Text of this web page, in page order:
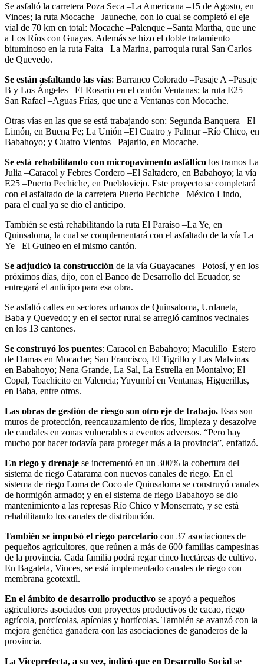
Se asfaltó la carretera Poza Seca –La Americana –15 de Agosto, en
Vinces; la ruta Mocache –Jauneche, con lo cual se completó el eje
vial de 70 km en total: Mocache –Palenque –Santa Martha, que une
a Los Ríos con Guayas. Además se hizo el doble tratamiento
bituminoso en la ruta Faita –La Marina, parroquia rural San Carlos
de Quevedo.
Se están asfaltando las vías: Barranco Colorado –Pasaje A –Pasaje
B y Los Ángeles –El Rosario en el cantón Ventanas; la ruta E25 –
San Rafael –Aguas Frías, que une a Ventanas con Mocache.
Otras vías en las que se está trabajando son: Segunda Banquera –El
Limón, en Buena Fe; La Unión –El Cuatro y Palmar –Río Chico, en
Babahoyo; y Cuatro Vientos –Pajarito, en Mocache.
Se está rehabilitando con micropavimento asfáltico los tramos La
Julia –Caracol y Febres Cordero –El Saltadero, en Babahoyo; la vía
E25 –Puerto Pechiche, en Puebloviejo. Este proyecto se completará
con el asfaltado de la carretera Puerto Pechiche –México Lindo,
para el cual ya se dio el anticipo.
También se está rehabilitando la ruta El Paraíso –La Ye, en
Quinsaloma, la cual se complementará con el asfaltado de la vía La
Ye –El Guineo en el mismo cantón.
Se adjudicó la construcción de la vía Guayacanes –Potosí, y en los
próximos días, dijo, con el Banco de Desarrollo del Ecuador, se
entregará el anticipo para esa obra.
Se asfaltó calles en sectores urbanos de Quinsaloma, Urdaneta,
Baba y Quevedo; y en el sector rural se arregló caminos vecinales
en los 13 cantones.
Se construyó los puentes: Caracol en Babahoyo; Maculillo Estero
de Damas en Mocache; San Francisco, El Tigrillo y Las Malvinas
en Babahoyo; Nena Grande, La Sal, La Estrella en Montalvo; El
Copal, Toachicito en Valencia; Yuyumbí en Ventanas, Higuerillas,
en Baba, entre otros.
Las obras de gestión de riesgo son otro eje de trabajo. Esas son
muros de protección, reencauzamiento de ríos, limpieza y desazolve
de caudales en zonas vulnerables a eventos adversos. “Pero hay
mucho por hacer todavía para proteger más a la provincia”, enfatizó.
En riego y drenaje se incrementó en un 300% la cobertura del
sistema de riego Catarama con nuevos canales de riego. En el
sistema de riego Loma de Coco de Quinsaloma se construyó canales
de hormigón armado; y en el sistema de riego Babahoyo se dio
mantenimiento a las represas Río Chico y Monserrate, y se está
rehabilitando los canales de distribución.
También se impulsó el riego parcelario con 37 asociaciones de
pequeños agricultores, que reúnen a más de 600 familias campesinas
de la provincia. Cada familia podrá regar cinco hectáreas de cultivo.
En Bagatela, Vinces, se está implementado canales de riego con
membrana geotextil.
En el ámbito de desarrollo productivo se apoyó a pequeños
agricultores asociados con proyectos productivos de cacao, riego
agrícola, porcícolas, apícolas y hortícolas. También se avanzó con la
mejora genética ganadera con las asociaciones de ganaderos de la
provincia.
La Viceprefecta, a su vez, indicó que en Desarrollo Social se